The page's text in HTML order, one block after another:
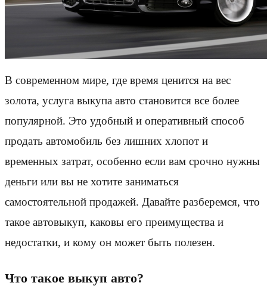
В современном мире, где время ценится на вес
золота, услуга выкупа авто становится все более
популярной. Это удобный и оперативный способ
продать автомобиль без лишних хлопот и
временных затрат, особенно если вам срочно нужны
деньги или вы не хотите заниматься
самостоятельной продажей. Давайте разберемся, что
такое автовыкуп, каковы его преимущества и
недостатки, и кому он может быть полезен.
Что такое выкуп авто?